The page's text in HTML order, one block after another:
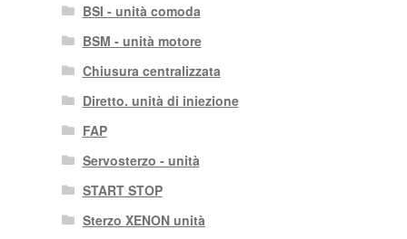
BSI - unità comoda
BSM - unità motore
Chiusura centralizzata
Diretto. unità di iniezione
FAP
Servosterzo - unità
START STOP
Sterzo XENON unità